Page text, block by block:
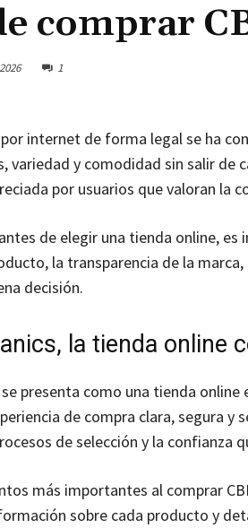
comprar
1
internet de forma legal se ha
variedad y comodidad sin salir de
por usuarios que valoran la
de elegir una tienda online,
la transparencia de la
decisión.
la tienda online
se presenta como una tienda
de compra clara, segura
de selección y la confianza
más importantes al comprar
sobre cada producto y